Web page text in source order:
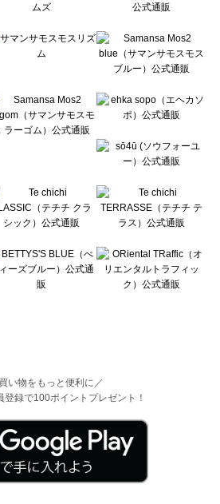
ック）のシューズ一覧
シューズ一覧
ー）のシューズ一覧
ューズ一覧
い物をもっと便利に／
登録で100ポイントプレゼント！